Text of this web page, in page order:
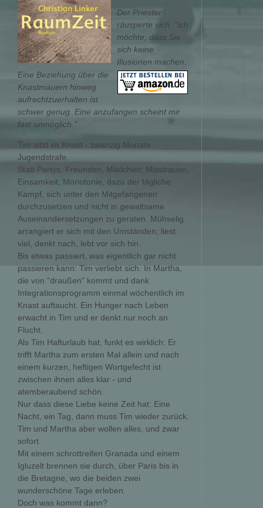
Der Priester
räusperte sich. "Ich
möchte, dass Sie
sich keine
Illusionen machen.
Eine Beziehung über die
Knastmauern hinweg
aufrechtzuerhalten ist
schwer genug. Eine anzufangen scheint mir
fast unmöglich."
Tim sitzt im Knast - zwanzig Monate
Jugendstrafe.
Statt Partys, Freunden, Mädchen: Misstrauen,
Einsamkeit, Monotonie, dazu der tägliche
Kampf, sich unter den Mitgefangenen
durchzusetzen und nicht in gewaltsame
Auseinandersetzungen zu geraten. Mühselig
arrangiert er sich mit den Umständen, liest
viel, denkt nach, lebt vor sich hin.
Bis etwas passiert, was eigentlich gar nicht
passieren kann: Tim verliebt sich. In Martha,
die von "draußen" kommt und dank
Integrationsprogramm einmal wöchentlich im
Knast auftaucht. Ein Hunger nach Leben
erwacht in Tim und er denkt nur noch an
Flucht.
Als Tim Hafturlaub hat, funkt es wirklich: Er
trifft Martha zum ersten Mal allein und nach
einem kurzen, heftigen Wortgefecht ist
zwischen ihnen alles klar - und
atemberaubend schön.
Nur dass diese Liebe keine Zeit hat: Eine
Nacht, ein Tag, dann muss Tim wieder zurück.
Tim und Martha aber wollen alles, und zwar
sofort.
Mit einem schrottreifen Granada und einem
Igluzelt brennen sie durch, über Paris bis in
die Bretagne, wo die beiden zwei
wunderschöne Tage erleben.
Doch was kommt dann?